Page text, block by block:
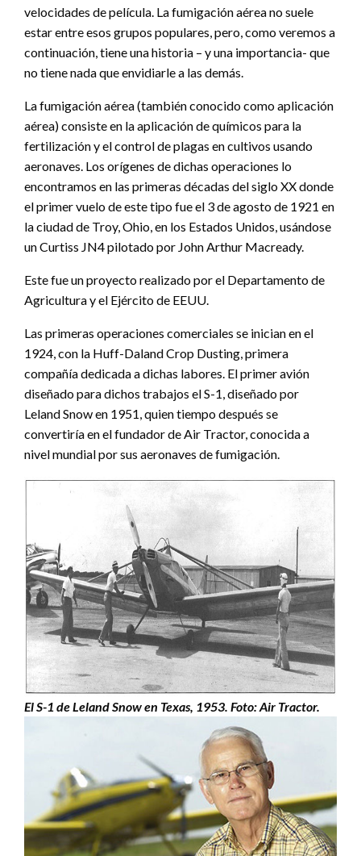
República
velocidades de película. La fumigación aérea no suele
estar entre esos grupos populares, pero, como veremos a
continuación, tiene una historia – y una importancia- que
no tiene nada que envidiarle a las demás.
La fumigación aérea (también conocido como aplicación
aérea) consiste en la aplicación de químicos para la
fertilización y el control de plagas en cultivos usando
aeronaves. Los orígenes de dichas operaciones lo
encontramos en las primeras décadas del siglo XX donde
el primer vuelo de este tipo fue el 3 de agosto de 1921 en
la ciudad de Troy, Ohio, en los Estados Unidos, usándose
un Curtiss JN4 pilotado por John Arthur Macready.
Este fue un proyecto realizado por el Departamento de
Agricultura y el Ejército de EEUU.
Las primeras operaciones comerciales se inician en el
1924, con la Huff-Daland Crop Dusting, primera
compañía dedicada a dichas labores. El primer avión
diseñado para dichos trabajos el S-1, diseñado por
Leland Snow en 1951, quien tiempo después se
convertiría en el fundador de Air Tractor, conocida a
nivel mundial por sus aeronaves de fumigación.
El S-1 de Leland Snow en Texas, 1953. Foto: Air Tractor.